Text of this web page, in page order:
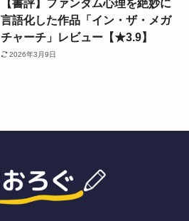
【書評】ファンダム心理を絶妙に
言語化した作品「イン・ザ・メガ
チャーチ」レビュー【★3.9】
2026年3月9日